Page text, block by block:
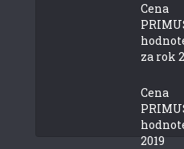
Cena
za rok
Cena
2019